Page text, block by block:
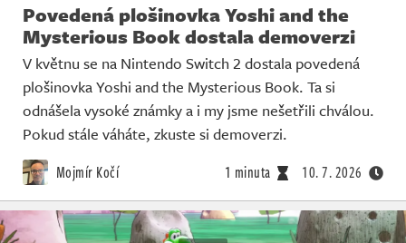
Povedená plošinovka Yoshi and the
Mysterious Book dostala demoverzi
V květnu se na Nintendo Switch 2 dostala povedená
plošinovka Yoshi and the Mysterious Book. Ta si
odnášela vysoké známky a i my jsme nešetřili chválou.
Pokud stále váháte, zkuste si demoverzi.
Mojmír Kočí 1 minuta 10. 7. 2026